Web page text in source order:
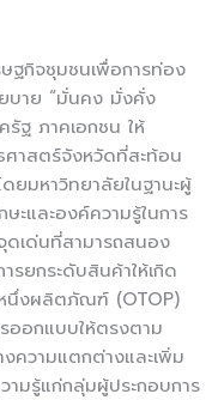
ษฐกิจชุมชนเพื่อการท่อง
บาย “มั่นคง มั่งคั่ง
รัฐ ภาคเอกชน ให้
าสตร์จังหวัดที่สะท้อน
มหาวิทยาลัยในฐานะผู้
และองค์ความรู้ในการ
ดเด่นที่สามารถสนอง
ยกระดับสินค้าให้เกิด
นึ่งผลิตภัณฑ์ (OTOP)
ออกแบบให้ตรงตาม
ความแตกต่างและเพิ่ม
มรู้แก่กลุ่มผู้ประกอบการ